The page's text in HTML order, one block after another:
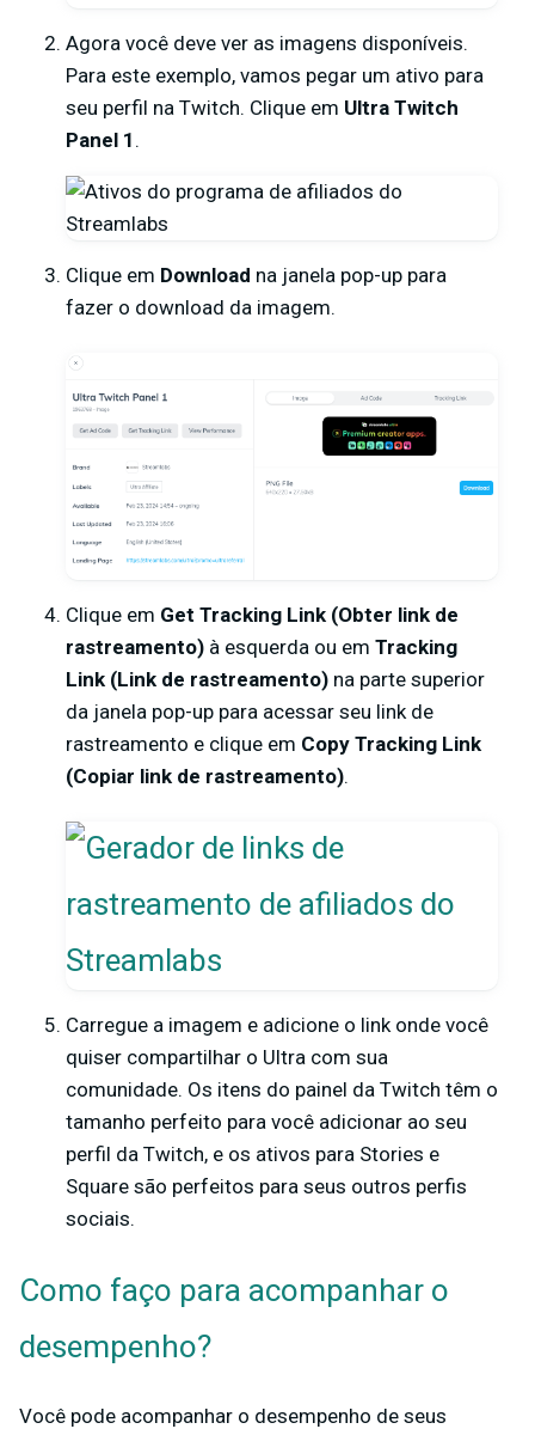
Agora você deve ver as imagens disponíveis.
Para este exemplo, vamos pegar um ativo para
seu perfil na Twitch. Clique em Ultra Twitch
Panel 1 .
Clique em Download na janela pop-up para
fazer o download da imagem.
Clique em Get Tracking Link (Obter link de
rastreamento) à esquerda ou em Tracking
Link (Link de rastreamento) na parte superior
da janela pop-up para acessar seu link de
rastreamento e clique em Copy Tracking Link
(Copiar link de rastreamento).
Carregue a imagem e adicione o link onde você
quiser compartilhar o Ultra com sua
comunidade. Os itens do painel da Twitch têm o
tamanho perfeito para você adicionar ao seu
perfil da Twitch, e os ativos para Stories e
Square são perfeitos para seus outros perfis
sociais.
Como faço para acompanhar o
desempenho?
Você pode acompanhar o desempenho de seus